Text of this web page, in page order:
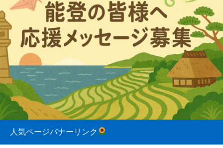
白米千枚田 あぜのきらめき（アルバム）
2023.08.31
今日の白米千枚田
人気ページバナーリンク